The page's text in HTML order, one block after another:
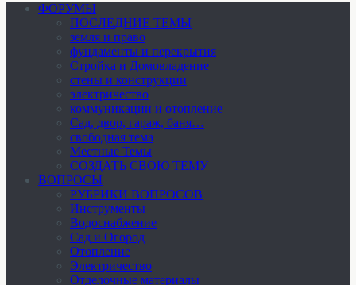
ФОРУМЫ
ПОСЛЕДНИЕ ТЕМЫ
земля и право
фундаменты и перекрытия
Стройка и Домовладение
стены и конструкции
электричество
коммуникации и отопление
Cад, двор, гараж, баня…
свободная тема
Местные Темы
СОЗДАТЬ СВОЮ ТЕМУ
ВОПРОСЫ
РУБРИКИ ВОПРОСОВ
Инструменты
Водоснабжение
Сад и Огород
Отопление
Электричество
Отделочные материалы